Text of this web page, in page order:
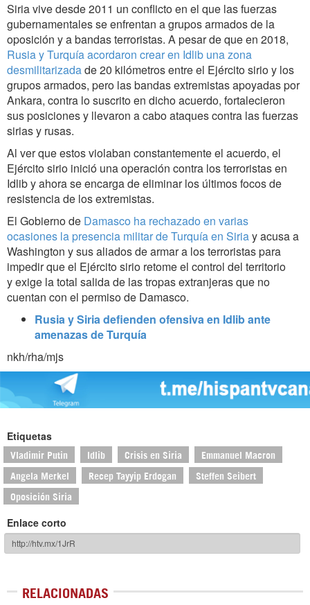
Siria vive desde 2011 un conflicto en el que las fuerzas
gubernamentales se enfrentan a grupos armados de la
oposición y a bandas terroristas. A pesar de que en 2018,
Rusia y Turquía acordaron crear en Idlib una zona
desmilitarizadade 20 kilómetros entre el Ejército sirio y los
grupos armados, pero las bandas extremistas apoyadas por
Ankara, contra lo suscrito en dicho acuerdo, fortalecieron
sus posiciones y llevaron a cabo ataques contra las fuerzas
sirias y rusas.
Al ver que estos violaban constantemente el acuerdo, el
Ejército sirio inició una operación contra los terroristas en
Idlib y ahora se encarga de eliminar los últimos focos de
resistencia de los extremistas.
El Gobierno de Damasco ha rechazado en varias
ocasiones la presencia militar de Turquía en Siriay acusa a
Washington y sus aliados de armar a los terroristas para
impedir que el Ejército sirio retome el control del territorio
y exige la total salida de las tropas extranjeras que no
cuentan con el permiso de Damasco.
Rusia y Siria defienden ofensiva en Idlib ante
amenazas de Turquía
nkh/rha/mjs
Etiquetas
Vladimir Putin Idlib Crisis en Siria Emmanuel Macron
Angela Merkel Recep Tayyip Erdogan Steffen Seibert
Oposición Siria
Enlace corto
RELACIONADAS